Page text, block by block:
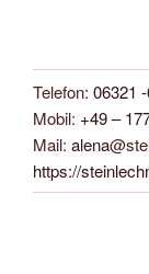
Telefon: 06321
Mobil: +49 –
Mail: alena
https://